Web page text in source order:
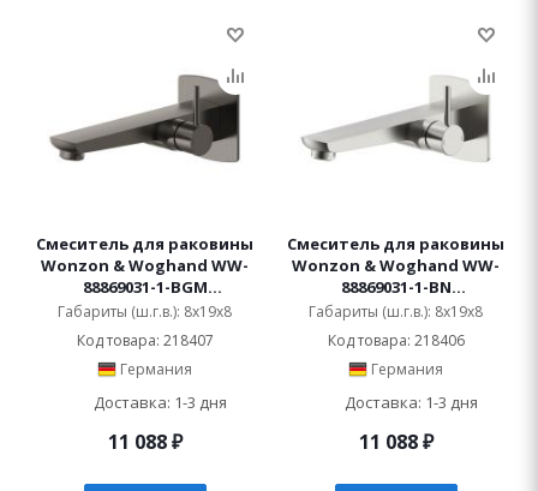
Смеситель для раковины
Wonzon & Woghand WW-
88869031-1-BGM
встраиваемый
Габариты (ш.г.в.): 8x19x8
Код товара: 218407
Германия
Доставка: 1-3 дня
11 088₽
Смеситель для раковины
Wonzon & Woghand WW-
88869031-1-BN
встраиваемый
Габариты (ш.г.в.): 8x19x8
Код товара: 218406
Германия
Доставка: 1-3 дня
11 088₽